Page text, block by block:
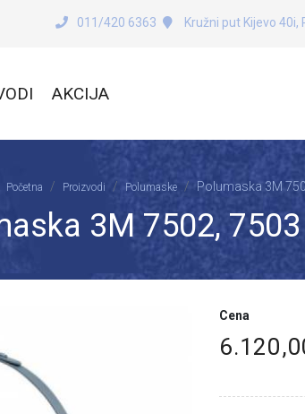
011/420 6363 Kružni put Kijevo 40i,
AKCIJA
Početna Proizvodi Polumaske Polumaska 3M
3M 7502,
Cena